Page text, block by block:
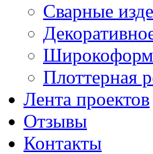
Сварные
Плоттерная
Лента проектов
Отзывы
Контакты